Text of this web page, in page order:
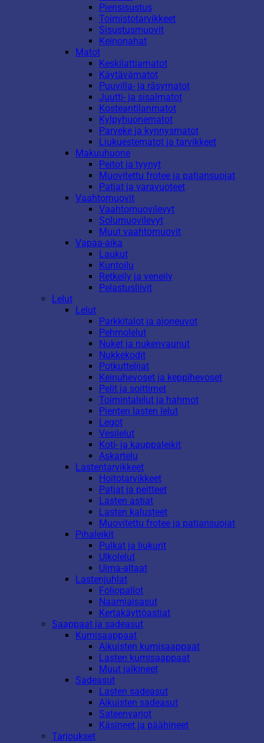
Piensisustus
Toimistotarvikkeet
Sisustusmuovit
Keinonahat
Matot
Keskilattiamatot
Käytävämatot
Puuvilla- ja räsymatot
Juutti- ja sisalmatot
Kosteantilanmatot
Kylpyhuonematot
Parveke ja kynnysmatot
Liukuestematot ja tarvikkeet
Makuuhuone
Peitot ja tyynyt
Muovitettu frotee ja patjansuojat
Patjat ja varavuoteet
Vaahtomuovit
Vaahtomuovilevyt
Solumuovilevyt
Muut vaahtomuovit
Vapaa-aika
Laukut
Kuntoilu
Retkeily ja veneily
Pelastusliivit
Lelut
Lelut
Parkkitalot ja ajoneuvot
Pehmolelut
Nuket ja nukenvaunut
Nukkekodit
Potkuttelijat
Keinuhevoset ja keppihevoset
Pelit ja soittimet
Toimintalelut ja hahmot
Pienten lasten lelut
Legot
Vesilelut
Koti- ja kauppaleikit
Askartelu
Lastentarvikkeet
Hoitotarvikkeet
Patjat ja peitteet
Lasten astiat
Lasten kalusteet
Muovitettu frotee ja patjansuojat
Pihaleikit
Pulkat ja liukurit
Ulkolelut
Uima-altaat
Lastenjuhlat
Foliopallot
Naamiaisasut
Kertakäyttöastiat
Saappaat ja sadeasut
Kumisaappaat
Aikuisten kumisaappaat
Lasten kumisaappaat
Muut jalkineet
Sadeasut
Lasten sadeasut
Aikuisten sadeasut
Sateenvarjot
Käsineet ja päähineet
Tarjoukset